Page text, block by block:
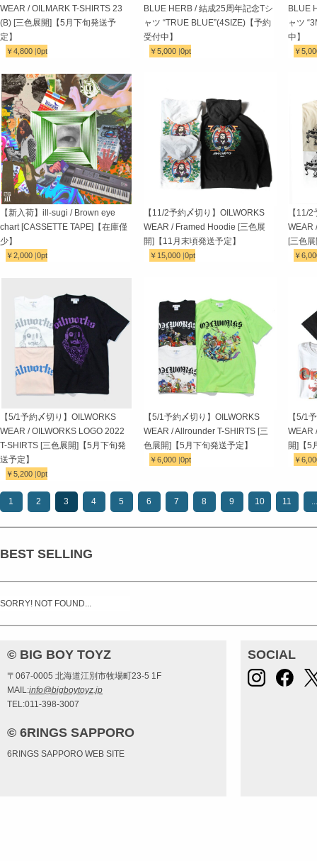
WEAR / OILMARK T-SHIRTS 23
(B) [三色展開]【5月下旬発送予
定】
￥4,800 |0pt
BLUE HERB / 結成25周年記念Tシ
ャツ “TRUE BLUE”(4SIZE)【予約
受付中】
￥5,000 |0pt
BLUE
ャツ
中】
￥
【新入荷】ill-sugi / Brown eye
chart [CASSETTE TAPE]【在庫僅
少】
￥2,000 |0pt
【11/2予約〆切り】OILWORKS
WEAR / Framed Hoodie [三色展
開]【11月末頃発送予定】
￥15,000 |0pt
【11/
WEAR
[三色
￥
【5/1予約〆切り】OILWORKS
WEAR / OILWORKS LOGO 2022
T-SHIRTS [三色展開]【5月下旬発
送予定】
￥5,200 |0pt
【5/1予約〆切り】OILWORKS
WEAR / Allrounder T-SHIRTS [三
色展開]【5月下旬発送予定】
￥6,000 |0pt
【5/1
WEAR
開]【5
￥
1 2 3 4 5 6 7 8 9 10 11
BEST SELLING
SORRY! NOT FOUND...
© BIG BOY TOYZ
〒067-0005 北海道江別市牧場町23-5 1F
MAIL:info@bigboytoyz.jp
TEL:011-398-3007
© 6RINGS SAPPORO
6RINGS SAPPORO WEB SITE
SOCIAL